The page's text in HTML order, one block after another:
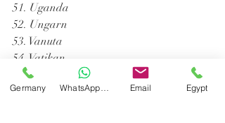
51. Uganda
52. Ungarn
53. Vanuta
54. Vatikan
55. Vietnam
Germany Email Egypt